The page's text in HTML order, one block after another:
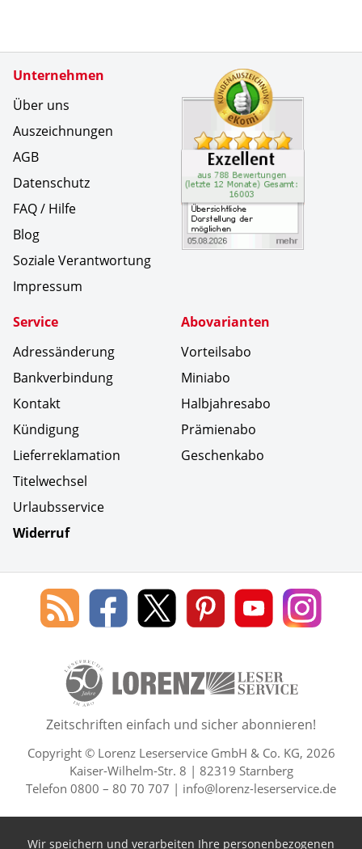
Unternehmen
Über uns
Auszeichnungen
AGB
Datenschutz
FAQ / Hilfe
Blog
Soziale Verantwortung
Impressum
Service
Adressänderung
Bankverbindung
Kontakt
Kündigung
Lieferreklamation
Titelwechsel
Urlaubsservice
Widerruf
Abovarianten
Vorteilsabo
Miniabo
Halbjahresabo
Prämienabo
Geschenkabo
Zertifikate
Social Media
Blog
des
Leserservice
Lorenz
Leserservice
Lorenz
Leserservice
Lorenz
Leserservice
Lorenz
Leserservice
Lorenz
50 Lesefreude im Abo Jahre
Zeitschriften einfach und sicher abonnieren!
Copyright © Lorenz Leserservice GmbH & Co. KG, 2026
Kaiser-Wilhelm-Str. 8 | 82319 Starnberg
Telefon 0800 – 80 70 707 | info@lorenz-leserservice.de
Wir speichern und verarbeiten Ihre personenbezogenen